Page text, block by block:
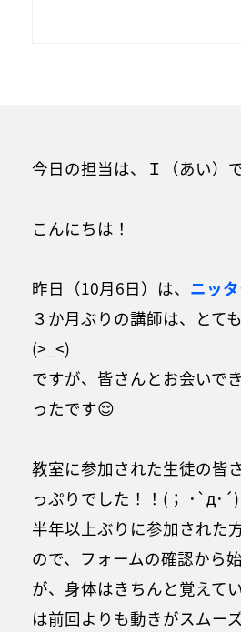
今日の担当は、Ｉ（あい）
こんにちは！
昨日（10月6日）は、 ニッ
３か月ぶりの講師は、とて
(>_<)
ですが、皆さんとお会いで
ったです😌
教室に参加された生徒の皆
っぷりでした！！(； ･`д･´)
半年以上ぶりに参加された
ので、フォームの確認から
が、身体はきちんと覚えて
は前回よりも動きがスムー